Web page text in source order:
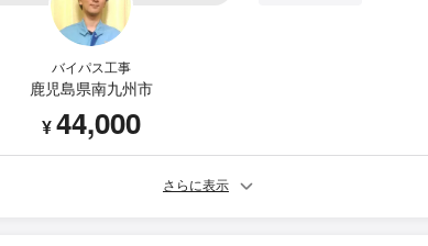
バイパス工事
鹿児島県南九州市
¥44,000
さらに表示